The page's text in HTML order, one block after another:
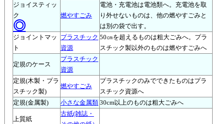
ジョイスティッ
ク
◎
燃やすごみ
電池・充電池は電池類へ。充電池を取
り外せないものは、他の燃やすごみと
は別の袋で出す。
ジョイントマッ
ト
プラスチック
資源
50㎝を超えるものは粗大ごみへ。プラ
スチック製以外のものは燃やすごみへ
定規のケース
プラスチック
資源
定規(木製・プラ
スチック製)
燃やすごみ
プラスチックのみでできたものはプラ
スチック資源へ
定規(金属製)
小さな金属類 30cm以上のものは粗大ごみへ
上質紙
古紙(雑誌・